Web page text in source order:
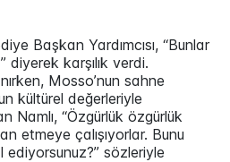
Başkan Yardımcısı, “Bunlar
diyerek karşılık verdi.
Mosso’nun sahne
kültürel değerleriyle
Namlı, “Özgürlük özgürlük
etmeye çalışıyorlar. Bunu
ediyorsunuz?” sözleriyle